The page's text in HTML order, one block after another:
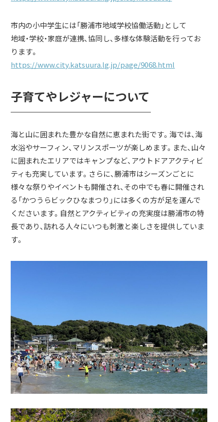
市内の小中学生には「勝浦市地域学校協働活動」として
地域・学校・家庭が連携、協同し、多様な体験活動を行ってお
ります。
https://www.city.katsuura.lg.jp/page/9068.html
子育てやレジャーについて
￣￣￣￣￣￣￣￣￣￣￣￣
海と山に囲まれた豊かな自然に恵まれた街です。海では、海
水浴やサーフィン、マリンスポーツが楽しめます。また、山々
に囲まれたエリアではキャンプなど、アウトドアアクティビ
ティも充実しています。さらに、勝浦市はシーズンごとに
様々な祭りやイベントも開催され、その中でも春に開催され
る「かつうらビックひなまつり」には多くの方が足を運んで
くださいます。自然とアクティビティの充実度は勝浦市の特
長であり、訪れる人々にいつも刺激と楽しさを提供していま
す。